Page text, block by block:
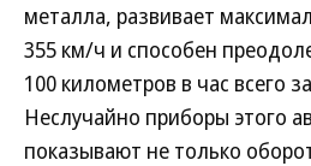
металла, развивает
355 км/ч и способен
100 километров в час всего
Неслучайно приборы этого
показывают не только